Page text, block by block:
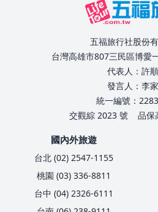
五福旅行社股份
台灣高雄市807三民區博愛
代表人：許
發言人：李
統一編號：
交觀綜 2023 號
品保
國內外旅遊
台北 (02) 2547-1155
桃園 (03) 336-8811
台中 (04) 2326-6111